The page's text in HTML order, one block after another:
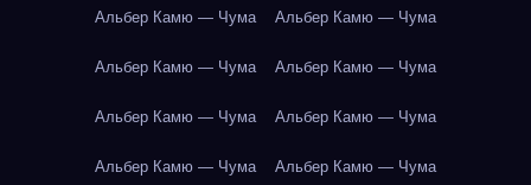
Альбер Камю — Чума Альбер Камю — Чума
Альбер Камю — Чума Альбер Камю — Чума
Альбер Камю — Чума Альбер Камю — Чума
Альбер Камю — Чума Альбер Камю — Чума